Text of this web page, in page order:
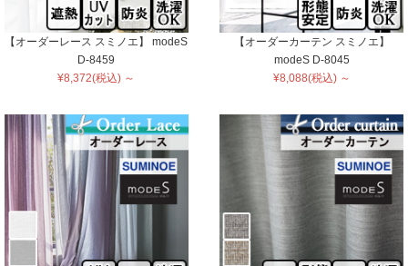
【オーダーレース スミノエ】 modeS
D-8459
¥8,372(税込) ～
【オーダーカーテン スミノエ】
modeS D-8045
¥8,088(税込) ～